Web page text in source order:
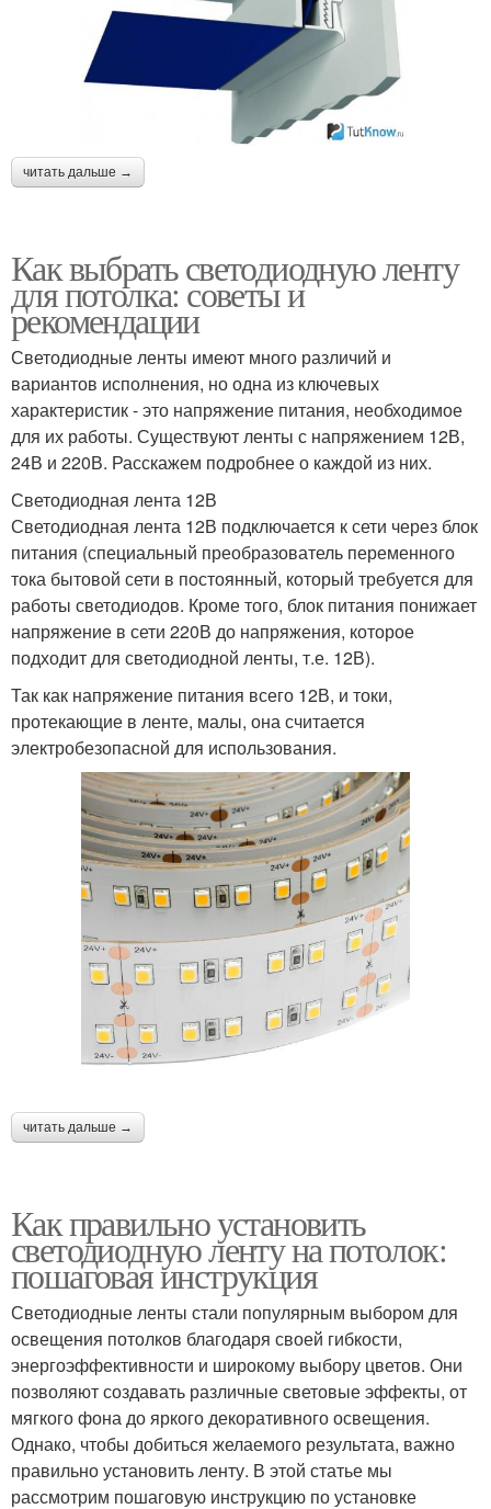
читать дальше →
Как выбрать светодиодную ленту
для потолка: советы и
рекомендации
Светодиодные ленты имеют много различий и
вариантов исполнения, но одна из ключевых
характеристик - это напряжение питания, необходимое
для их работы. Существуют ленты с напряжением 12В,
24В и 220В. Расскажем подробнее о каждой из них.
Светодиодная лента 12В
Светодиодная лента 12В подключается к сети через блок
питания (специальный преобразователь переменного
тока бытовой сети в постоянный, который требуется для
работы светодиодов. Кроме того, блок питания понижает
напряжение в сети 220В до напряжения, которое
подходит для светодиодной ленты, т.е. 12В).
Так как напряжение питания всего 12В, и токи,
протекающие в ленте, малы, она считается
электробезопасной для использования.
читать дальше →
Как правильно установить
светодиодную ленту на потолок:
пошаговая инструкция
Светодиодные ленты стали популярным выбором для
освещения потолков благодаря своей гибкости,
энергоэффективности и широкому выбору цветов. Они
позволяют создавать различные световые эффекты, от
мягкого фона до яркого декоративного освещения.
Однако, чтобы добиться желаемого результата, важно
правильно установить ленту. В этой статье мы
рассмотрим пошаговую инструкцию по установке